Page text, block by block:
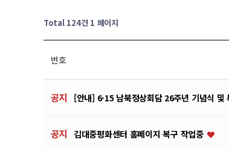
Total 124건1 페이지
번호
공지 [안내] 6·15 남북정상회담 26주년 기념식 및
공지 김대중평화센터 홈페이지 복구 작업중